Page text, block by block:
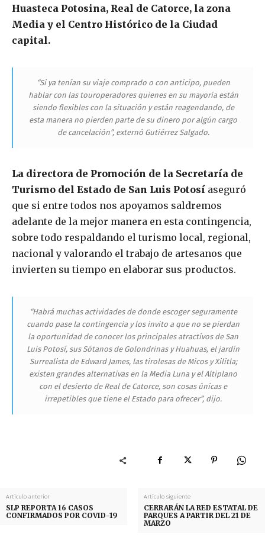
Huasteca Potosina, Real de Catorce, la zona
Media y el Centro Histórico de la Ciudad
capital.
“Si ya tenían su viaje comprado o con anticipo, pueden
hablar con las touroperadores quienes en su mayoría están
siendo flexibles con la situación y están reagendando, de
esta manera no pierden parte de su dinero por algún cargo
de cancelación”, externó Gutiérrez Salgado.
La directora de Promoción de la Secretaría de
Turismo del Estado de San Luis Potosí aseguró
que si entre todos nos apoyamos saldremos
adelante de la mejor manera en esta contingencia,
sobre todo respaldando el turismo local, regional,
nacional y valorando el trabajo de artesanos que
invierten su tiempo en elaborar sus productos.
“Habrá muchas actividades de donde escoger seguramente
cuando pase la contingencia y los invito a que no se pierdan
la oportunidad de conocer los principales atractivos de San
Luis Potosí, sus Sótanos de Golondrinas y Huahuas, el jardín
Surrealista de Edward James, las tirolesas de Micos y Xilitla;
existen grandes alternativas en la Media Luna y el Altiplano
con el desierto de Real de Catorce, son cosas únicas e
irrepetibles que tiene el Estado para ofrecer”, dijo.
Artículo anterior
SLP REPORTA 16 CASOS
CONFIRMADOS POR COVID-19
Artículo siguiente
CERRARÁN LA RED ESTATAL DE
PARQUES A PARTIR DEL 21 DE
MARZO